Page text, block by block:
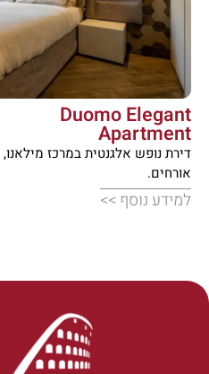




Duomo Elegant
Apartment
אורחים.
למידע נוסף >>